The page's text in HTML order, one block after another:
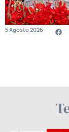
5 Agosto 2026